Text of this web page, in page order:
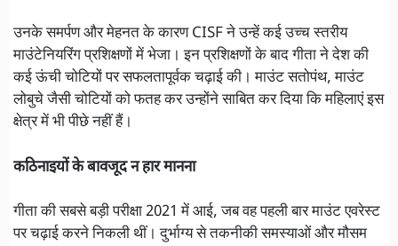
उनके समर्पण और मेहनत के कारण CISF ने उन्हें कई उच्च स्तरीय
माउंटेनियरिंग प्रशिक्षणों में भेजा। इन प्रशिक्षणों के बाद गीता ने देश की
कई ऊंची चोटियों पर सफलतापूर्वक चढ़ाई की। माउंट सतोपंथ, माउंट
लोबुचे जैसी चोटियों को फतह कर उन्होंने साबित कर दिया कि महिलाएं इस
क्षेत्र में भी पीछे नहीं हैं।
कठिनाइयों के बावजूद न हार मानना
गीता की सबसे बड़ी परीक्षा 2021 में आई, जब वह पहली बार माउंट एवरेस्ट
पर चढ़ाई करने निकली थीं। दुर्भाग्य से तकनीकी समस्याओं और मौसम